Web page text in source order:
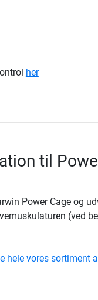
her
til
Power Cage og
(ved
hele vores sortiment